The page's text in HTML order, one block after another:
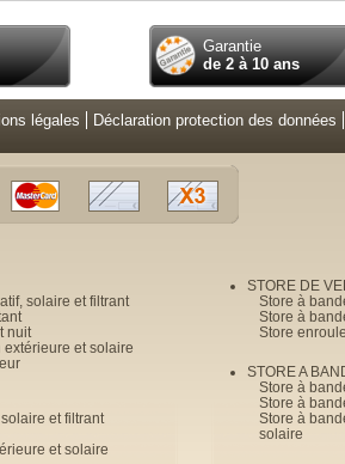
Garantie
de 2 à 10 ans
légales
Déclaration protection des données
solaire et filtrant
nuit
et solaire
et filtrant
et solaire
STORE DE
Store à
Store à
Store
STORE A
Store à
Store à
Store à
solaire